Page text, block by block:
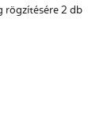
rögzítésére 2 db